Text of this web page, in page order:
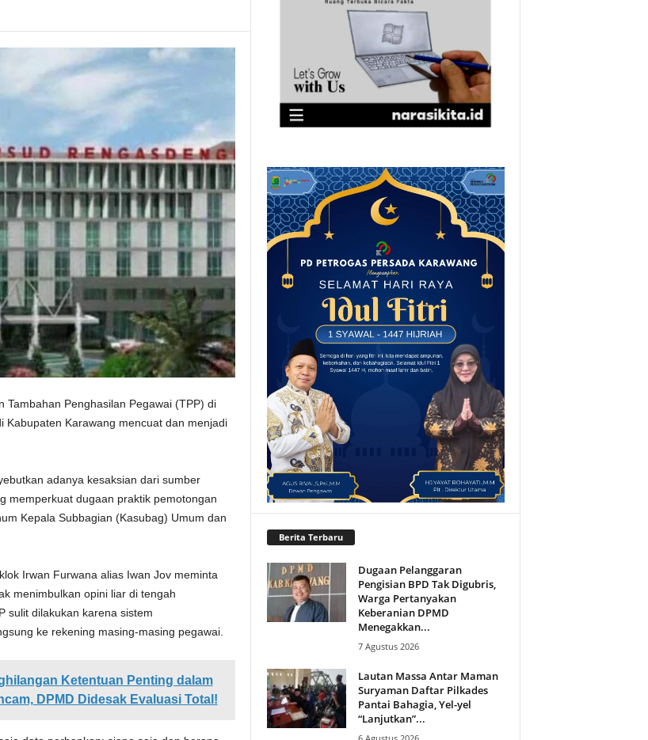
Penghasilan Pegawai (TPP) di
Kabupaten Karawang mencuat dan menjadi
adanya kesaksian dari sumber
memperkuat dugaan praktik pemotongan
Kepala Subbagian (Kasubag) Umum dan
Irwan Furwana alias Iwan Jov meminta
menimbulkan opini liar di tengah
sulit dilakukan karena sistem
ke rekening masing-masing pegawai.
Ketentuan Penting dalam
DPMD Didesak Evaluasi Total!
Berita Terbaru
Dugaan Pelanggaran
Pengisian BPD Tak Digubris,
Warga Pertanyakan
Keberanian DPMD
Menegakkan...
7 Agustus 2026
Lautan Massa Antar Maman
Suryaman Daftar Pilkades
Pantai Bahagia, Yel-yel
“Lanjutkan”...